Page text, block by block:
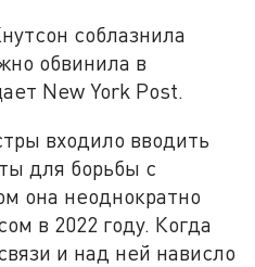
соблазнила
обвинила в
New York Post.
входило вводить
для борьбы с
она неоднократно
в 2022 году. Когда
и над ней нависло